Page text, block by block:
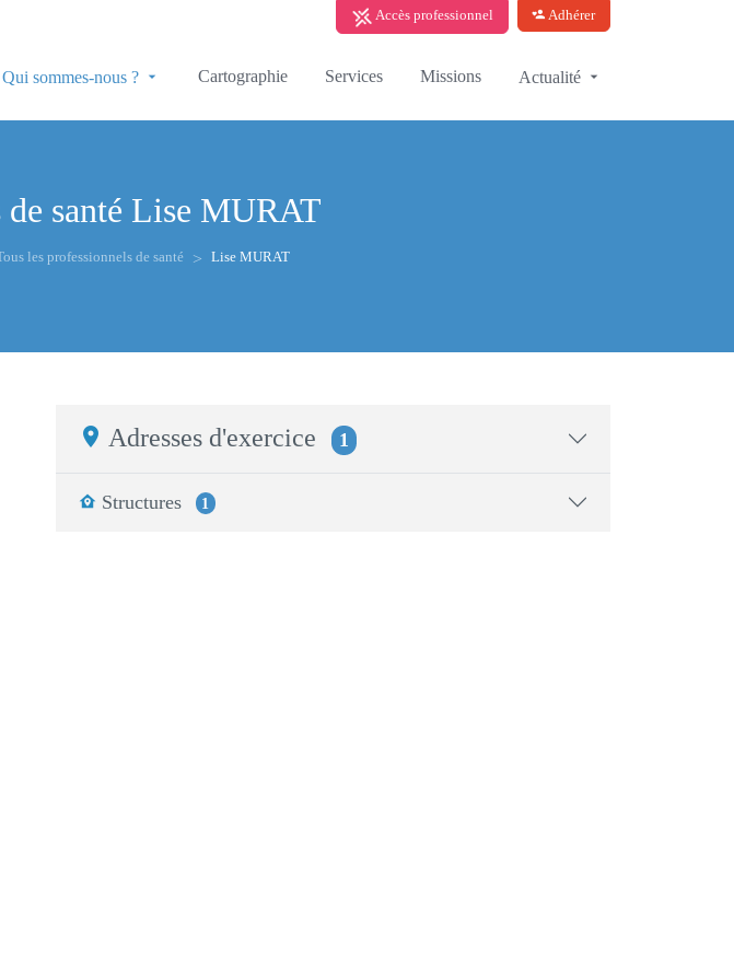
Accès professionnel Adhérer
Qui sommes-nous ? Cartographie Services Missions Actualité
santé Lise MURAT
les professionnels de santé Lise MURAT
Adresses d'exercice 1
Structures 1